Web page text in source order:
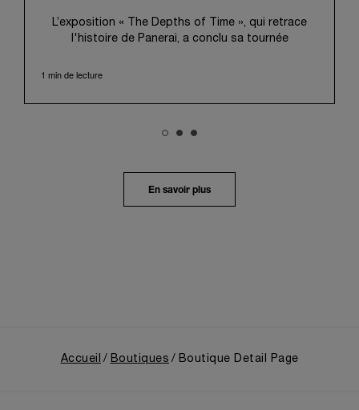
L’exposition « The Depths of Time », qui retrace
l'histoire de Panerai, a conclu sa tournée
visiteurs ont pu venir l’admirer dans le Huashan
historique. Fort d'une histoire séculaire, ce lieu
mêlant harmonieusement le patrimoine local au
évolution depuis ses origines en tant que
1 min de lecture
En savoir plus
Accueil Boutiques Boutique Detail Page